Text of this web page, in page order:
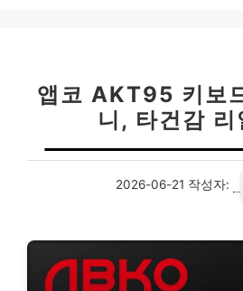
앱코 AKT95 키보
니, 타건감 리
2026-06-21 작성자: